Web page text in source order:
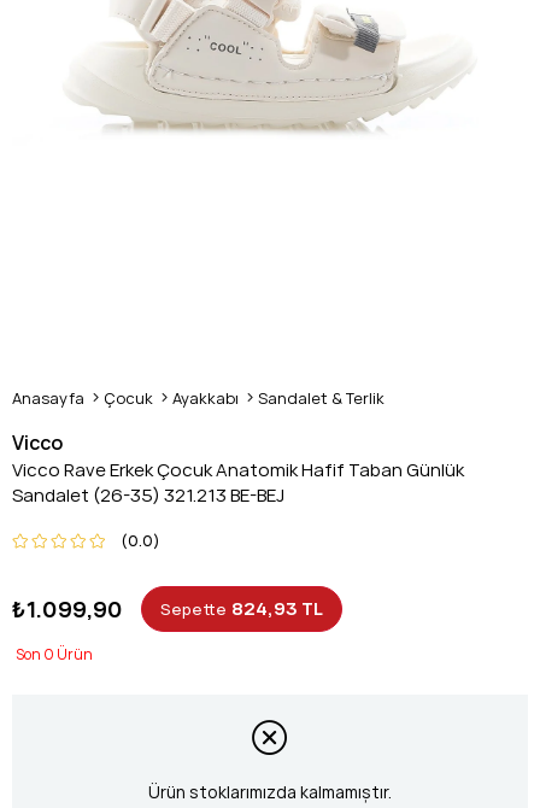
Anasayfa Çocuk Ayakkabı Sandalet & Terlik
Vicco
Vicco Rave Erkek Çocuk Anatomik Hafif Taban Günlük
Sandalet (26-35) 321.213 BE-BEJ
0.0
₺1.099,90 Sepette 824,93 TL
0
Ürün stoklarımızda kalmamıştır.